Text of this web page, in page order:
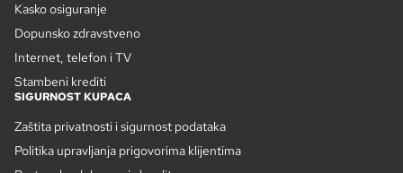
Kasko osiguranje
Dopunsko zdravstveno
Internet, telefon i TV
Stambeni krediti
SIGURNOST KUPACA
Zaštita privatnosti i sigurnost podataka
Politika upravljanja prigovorima klijentima